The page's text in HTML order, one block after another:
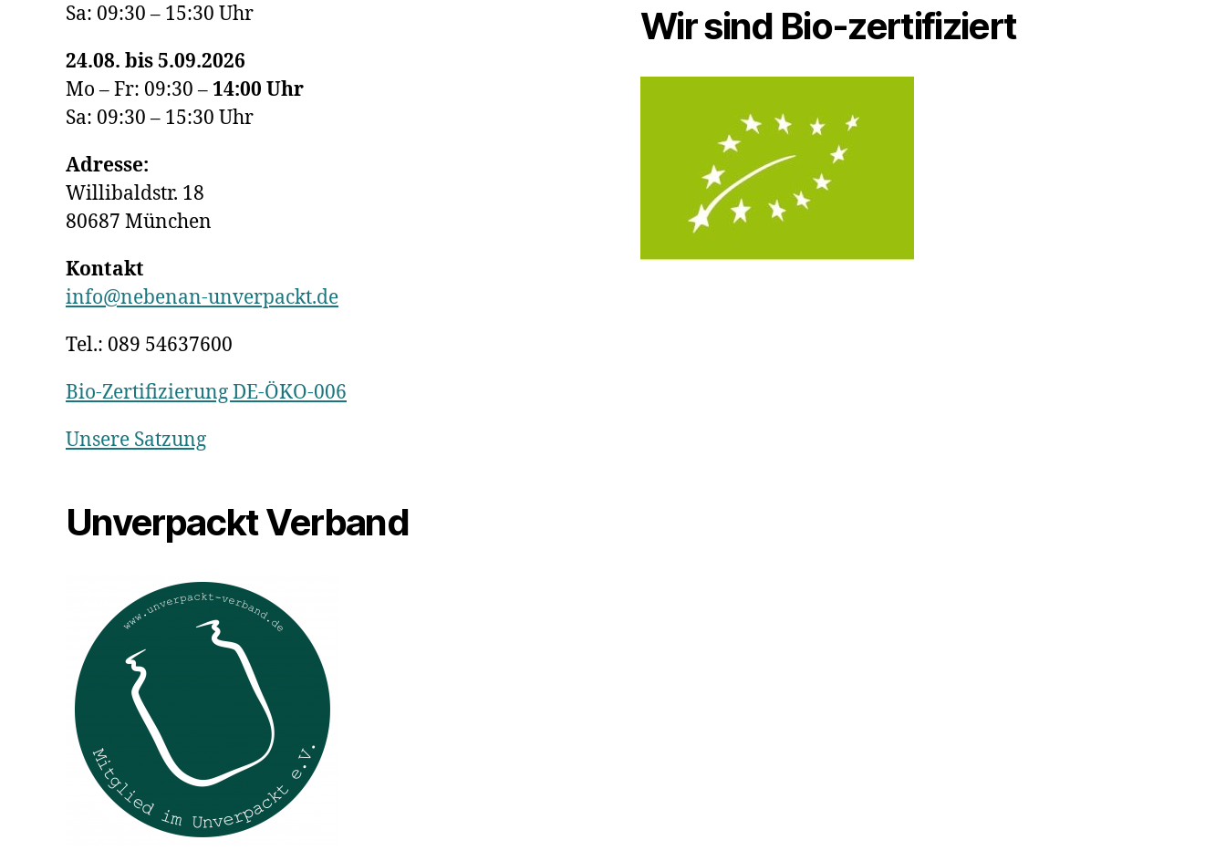
Sa: 09:30 – 15:30 Uhr
24.08. bis 5.09.2026
Mo – Fr: 09:30 – 14:00 Uhr
Sa: 09:30 – 15:30 Uhr
Adresse:
Willibaldstr. 18
80687 München
Kontakt
info@nebenan-unverpackt.de
Tel.: 089 54637600
Bio-Zertifizierung DE-ÖKO-006
Unsere Satzung
Unverpackt Verband
Wir sind Bio-zertifiziert